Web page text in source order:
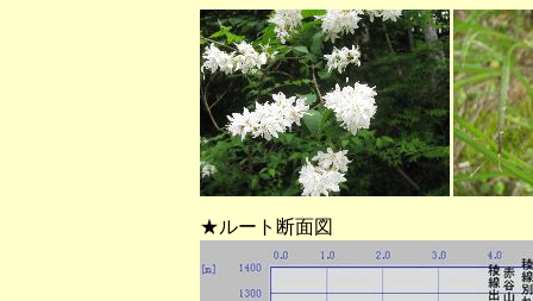
★ルート断面図